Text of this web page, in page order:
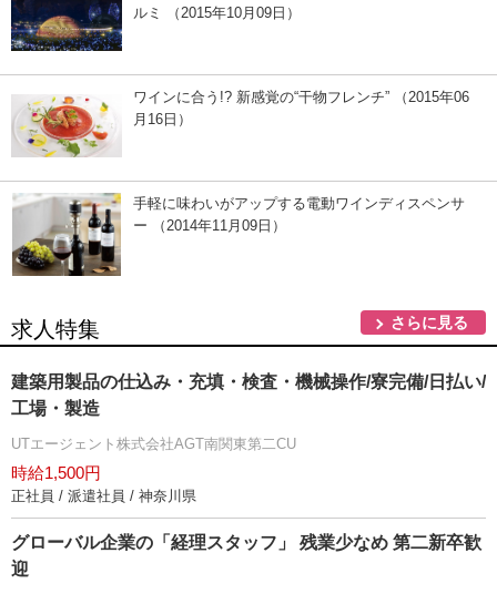
ルミ （2015年10月09日）
ワインに合う!? 新感覚の“干物フレンチ” （2015年06
月16日）
手軽に味わいがアップする電動ワインディスペンサ
ー （2014年11月09日）
求人特集 さらに見る
建築用製品の仕込み・充填・検査・機械操作/寮完備/日払い/
工場・製造
UTエージェント株式会社AGT南関東第二CU
時給1,500円
正社員 / 派遣社員 / 神奈川県
グローバル企業の「経理スタッフ」 残業少なめ 第二新卒歓
迎